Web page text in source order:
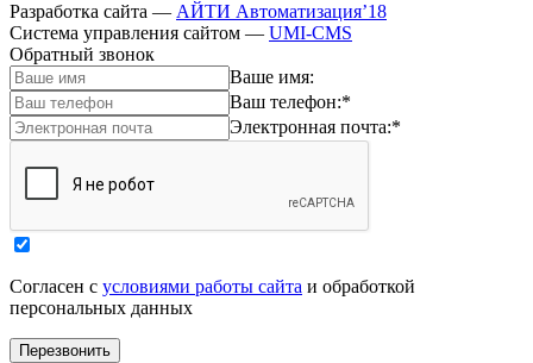
Разработка сайта — АЙТИ Автоматизация’18
Система управления сайтом — UMI-CMS
Обратный звонок
Ваше имя:
Ваш телефон:*
Электронная почта:*
Согласен с условиями работы сайта и обработкой
персональных данных